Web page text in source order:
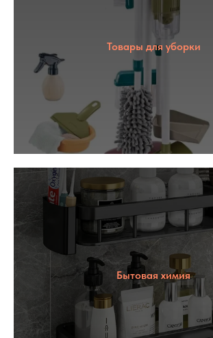
Товары для уборки
Бытовая химия